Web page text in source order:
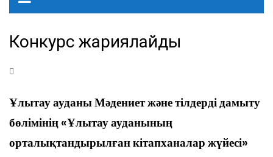
Конкурс жариялайды
Ұлытау ауданы Мәдениет және тілдерді дамыту
бөлімінің «Ұлытау ауданының
орталықтандырылған кітапханалар жүйесі»